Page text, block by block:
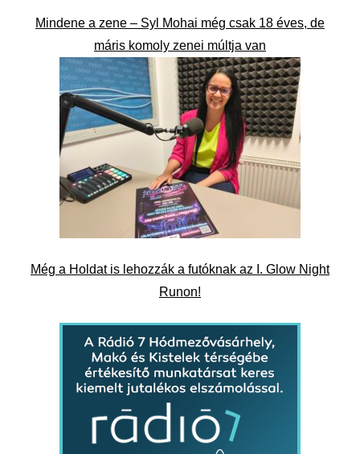
Mindene a zene – Syl Mohai még csak 18 éves, de
máris komoly zenei múltja van
Még a Holdat is lehozzák a futóknak az I. Glow Night
Runon!